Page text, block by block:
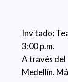
Invitado:
3:00 p.m.
A través del
Medellín.